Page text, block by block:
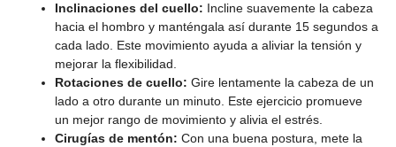
Inclinaciones del cuello: Incline suavemente la cabeza
hacia el hombro y manténgala así durante 15 segundos a
cada lado. Este movimiento ayuda a aliviar la tensión y
mejorar la flexibilidad.
Rotaciones de cuello: Gire lentamente la cabeza de un
lado a otro durante un minuto. Este ejercicio promueve
un mejor rango de movimiento y alivia el estrés.
Cirugías de mentón: Con una buena postura, mete la